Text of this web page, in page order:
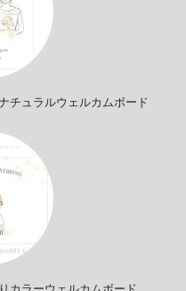
チュラルウェルカムボード